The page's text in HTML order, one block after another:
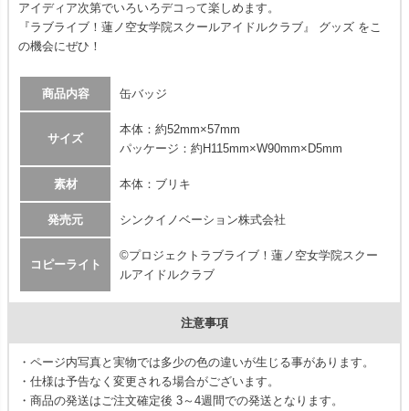
アイディア次第でいろいろデコって楽しめます。
『ラブライブ！蓮ノ空女学院スクールアイドルクラブ』 グッズ をこ
の機会にぜひ！
商品内容 缶バッジ
サイズ
本体：約52mm×57mm
パッケージ：約H115mm×W90mm×D5mm
素材 本体：ブリキ
発売元 シンクイノベーション株式会社
コピーライト
©プロジェクトラブライブ！蓮ノ空女学院スクー
ルアイドルクラブ
注意事項
・ページ内写真と実物では多少の色の違いが生じる事があります。
・仕様は予告なく変更される場合がございます。
・商品の発送はご注文確定後 3～4週間での発送となります。